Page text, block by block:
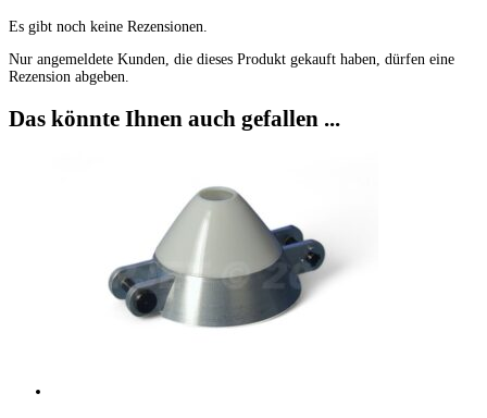
Es gibt noch keine Rezensionen.
Nur angemeldete Kunden, die dieses Produkt gekauft haben, dürfen eine
Rezension abgeben.
Das könnte Ihnen auch gefallen ...